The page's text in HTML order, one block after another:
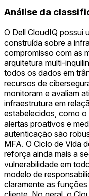
Análise da
O Dell CloudIQ possui
construída sobre a
compromisso com as
arquitetura multi-
todos os dados em
recursos de
monitoram e avaliam
infraestrutura em
estabelecidos, como
alertas proativos e
autenticação são
MFA. O Ciclo de Vida
reforça ainda mais a
vulnerabilidade em
modelo de
claramente as